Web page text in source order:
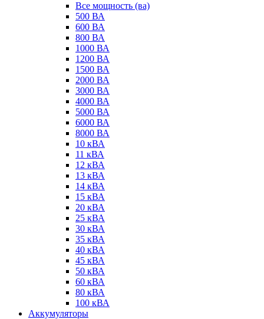
Все мощность (ва)
500 ВА
600 ВА
800 ВА
1000 ВА
1200 ВА
1500 ВА
2000 ВА
3000 ВА
4000 ВА
5000 ВА
6000 ВА
8000 ВА
10 кВА
11 кВА
12 кВА
13 кВА
14 кВА
15 кВА
20 кВА
25 кВА
30 кВА
35 кВА
40 кВА
45 кВА
50 кВА
60 кВА
80 кВА
100 кВА
Аккумуляторы